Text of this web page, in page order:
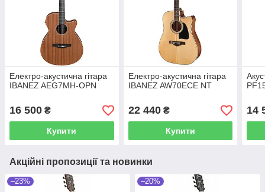
Електро-акустична гітара
IBANEZ AEG7MH-OPN
16 500 ₴
Купити
Електро-акустична гітара
IBANEZ AW70ECE NT
22 440₴
Купити
14
Акційні пропозиції та новинки
–23% –20%